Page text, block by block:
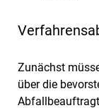
Zunächst
über die